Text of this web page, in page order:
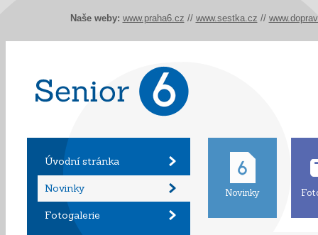
Úvodní stránka
Novinky
Fotogalerie
Novinky
Naše weby: www.praha6.cz // www.sestka.cz //